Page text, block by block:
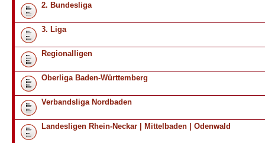
2. Bundesliga
3. Liga
Regionalligen
Oberliga Baden-Württemberg
Verbandsliga Nordbaden
Landesligen Rhein-Neckar | Mittelbaden | Odenwald